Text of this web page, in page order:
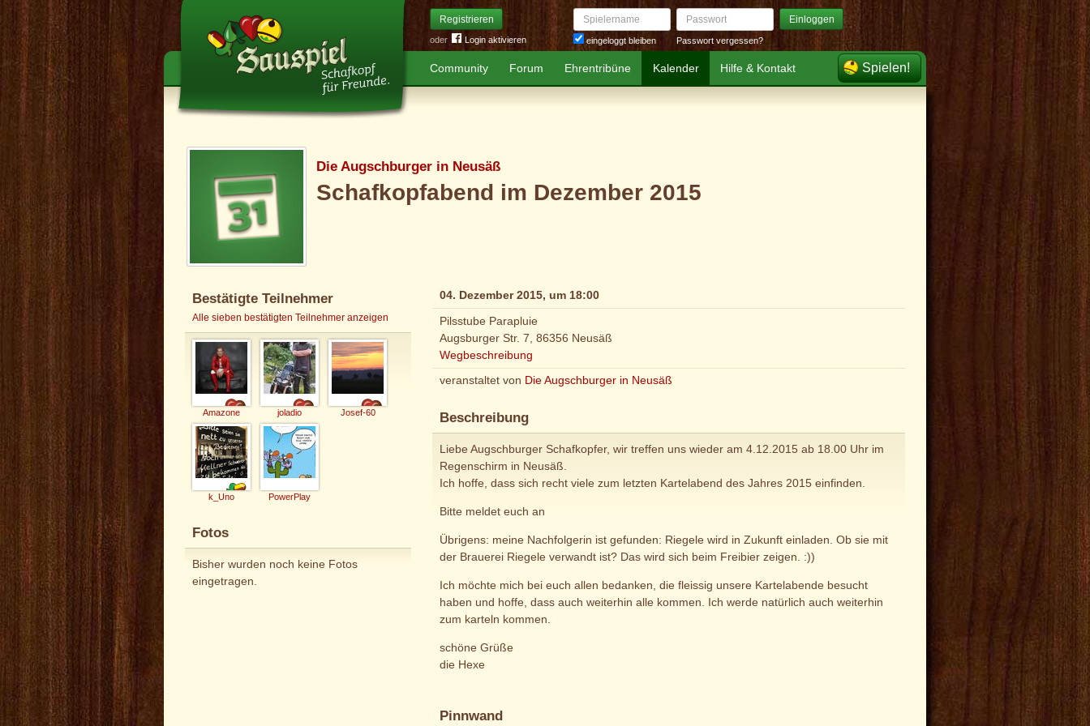
Registrieren
oder Login aktivieren
Spielername
eingeloggt bleiben
Passwort Einloggen
Passwort vergessen?
Community Forum Ehrentribüne Kalender Hilfe & Kontakt Spielen!
Die Augschburger in Neusäß
Schafkopfabend im Dezember 2015
Bestätigte Teilnehmer
Alle sieben bestätigten Teilnehmer anzeigen
Amazone joladio Josef-60
k_Uno PowerPlay
Fotos
Bisher wurden noch keine Fotos
eingetragen.
04. Dezember 2015, um 18:00
Pilsstube Parapluie
Augsburger Str. 7, 86356 Neusäß
Wegbeschreibung
veranstaltet von Die Augschburger in Neusäß
Beschreibung
Liebe Augschburger Schafkopfer, wir treffen uns wieder am 4.12.2015 ab 18.00 Uhr im
Regenschirm in Neusäß.
Ich hoffe, dass sich recht viele zum letzten Kartelabend des Jahres 2015 einfinden.
Bitte meldet euch an
Übrigens: meine Nachfolgerin ist gefunden: Riegele wird in Zukunft einladen. Ob sie mit
der Brauerei Riegele verwandt ist? Das wird sich beim Freibier zeigen. :))
Ich möchte mich bei euch allen bedanken, die fleissig unsere Kartelabende besucht
haben und hoffe, dass auch weiterhin alle kommen. Ich werde natürlich auch weiterhin
zum karteln kommen.
schöne Grüße
die Hexe
Pinnwand